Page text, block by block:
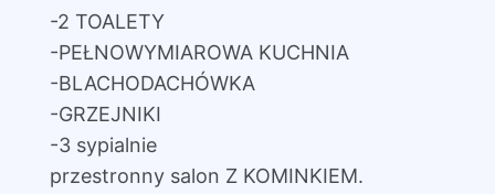
-2 TOALETY
-PEŁNOWYMIAROWA KUCHNIA
-BLACHODACHÓWKA
-GRZEJNIKI
-3 sypialnie
przestronny salon Z KOMINKIEM.